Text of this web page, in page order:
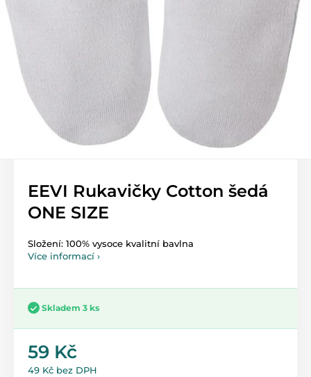
EEVI Rukavičky Cotton šedá
ONE SIZE
Složení: 100% vysoce kvalitní bavlna
Více informací ›
Skladem 3 ks
59 Kč
49 Kč bez DPH